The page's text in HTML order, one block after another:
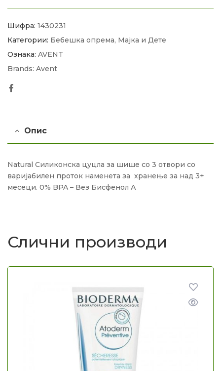
Шифра: 1430231
Категории: Бебешка опрема, Мајка и Дете
Ознака: AVENT
Brands: Avent
Опис
Natural Силиконска цуцла за шише со 3 отвори со
варијабилен проток наменета за хранење за над 3+
месеци. 0% BPA – Вез Бисфенол А
Слични производи